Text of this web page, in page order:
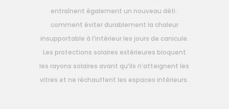
entraînent également un nouveau défi :
comment éviter durablement la chaleur
insupportable à l’intérieur les jours de canicule.
Les protections solaires extérieures bloquent
les rayons solaires avant qu’ils n’atteignent les
vitres et ne réchauffent les espaces intérieurs.